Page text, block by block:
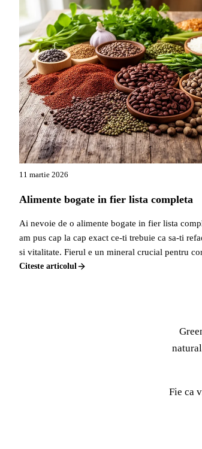
11 martie 2026
Alimente bogate in fier lista completa
Ai nevoie de o alimente bogate in fier lista
am pus cap la cap exact ce-ti trebuie ca sa-ti
si vitalitate. Fierul e un mineral crucial pentru
transportul oxigenului si la prevenirea anemiei, o
Citeste articolul
Fie ca